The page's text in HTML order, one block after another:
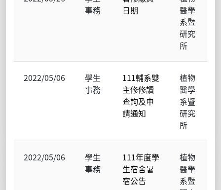
事務
日期
醫學
系暨
研究
所
2022/05/06
學生
事務
111輔系雙
主修修讀
查詢及申
請通知
植物
醫學
系暨
研究
所
2022/05/06
學生
事務
111年度學
生宿舍暑
宿公告
植物
醫學
系暨